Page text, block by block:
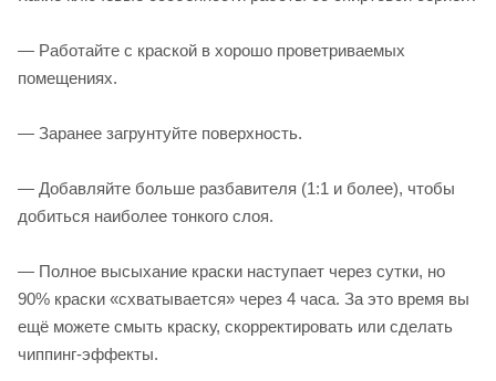
— Работайте с краской в хорошо проветриваемых
помещениях.
— Заранее загрунтуйте поверхность.
— Добавляйте больше разбавителя (1:1 и более), чтобы
добиться наиболее тонкого слоя.
— Полное высыхание краски наступает через сутки, но
90% краски «схватывается» через 4 часа. За это время вы
ещё можете смыть краску, скорректировать или сделать
чиппинг-эффекты.